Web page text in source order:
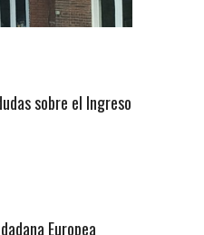
sobre el Ingreso
Europea